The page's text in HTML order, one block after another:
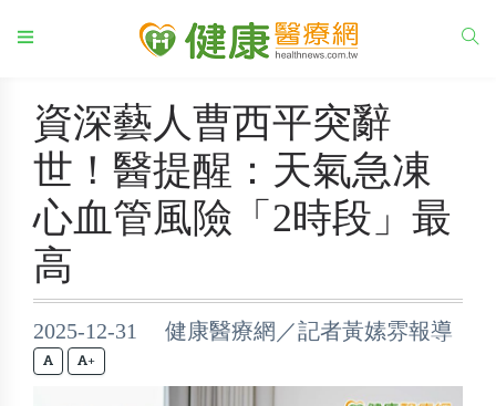
資深藝人曹西平突辭
世！醫提醒：天氣急凍
心血管風險「2時段」最
高
2025-12-31 健康醫療網／記者黃嫊雰報導
+